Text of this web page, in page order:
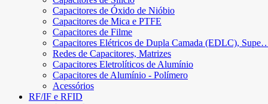
Capacitores de Óxido de Nióbio
Capacitores de Mica e PTFE
Capacitores de Filme
Capacitores Elétricos de Dupla Camada (EDLC),
Redes de Capacitores, Matrizes
Capacitores Eletrolíticos de Alumínio
Capacitores de Alumínio - Polímero
Acessórios
RF/IF e RFID